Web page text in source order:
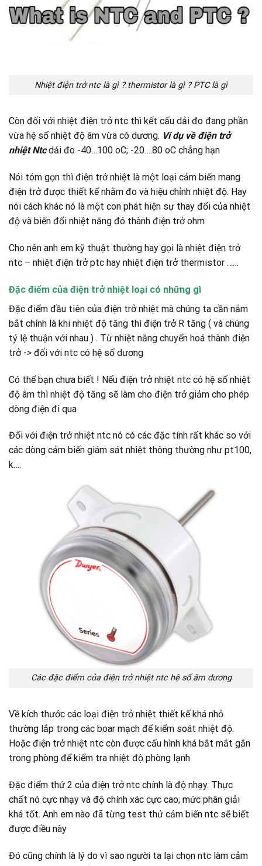
Nhiệt điện trở ntc là gì ? thermistor là gì ? PTC là gì
Còn đối với nhiệt điện trở ntc thì kết cấu dải đo đang phần
vừa hệ số nhiệt độ âm vừa có dương. Ví dụ về điện trở
nhiệt Ntcdải đo -40…100 oC; -20….80 oC chẳng hạn
Nói tóm gọn thì điện trở nhiệt là một loại cảm biến mang
điện trở được thiết kế nhằm đo và hiệu chỉnh nhiệt độ. Hay
nói cách khác nó là một con phát hiện sự thay đổi của nhiệt
độ và biến đổi nhiệt năng đó thành điện trở ohm
Cho nên anh em kỹ thuật thường hay gọi là nhiệt điện trở
ntc – nhiệt điện trở ptc hay nhiệt điện trở thermistor ……
Đặc điểm của điện trở nhiệt loại có những gì
Đặc điểm đầu tiên của điện trở nhiệt mà chúng ta cần nắm
bắt chính là khi nhiệt độ tăng thì điện trở R tăng ( và chúng
tỷ lệ thuận với nhau ) . Từ nhiệt năng chuyển hoá thành điện
trở -> đối với ntc có hệ số dương
Có thể bạn chưa biết ! Nếu điện trở nhiệt ntc có hệ số nhiệt
độ âm thì nhiệt độ tăng sẽ làm cho điện trở giảm cho phép
dòng điện đi qua
Đối với điện trở nhiệt ntc nó có các đặc tính rất khác so với
các dòng cảm biến giám sát nhiệt thông thường như pt100,
k….
Các đặc điểm của điện trở nhiệt ntc hệ số âm dương
Về kích thước các loại điện trở nhiệt thiết kế khá nhỏ
thường lắp trong các boar mạch để kiểm soát nhiệt độ.
Hoặc điện trở nhiệt ntc còn được cấu hình khá bắt mắt gắn
trong phòng để kiểm tra nhiệt độ phòng lạnh
Đặc điểm thứ 2 của điện trở ntc chính là độ nhạy. Thực
chất nó cực nhạy và độ chính xác cực cao; mức phân giải
khá tốt. Anh em nào đã từng test thử cảm biến ntc sẽ biết
được điều này
Đó cũng chính là lý do vì sao người ta lại chọn ntc làm cảm